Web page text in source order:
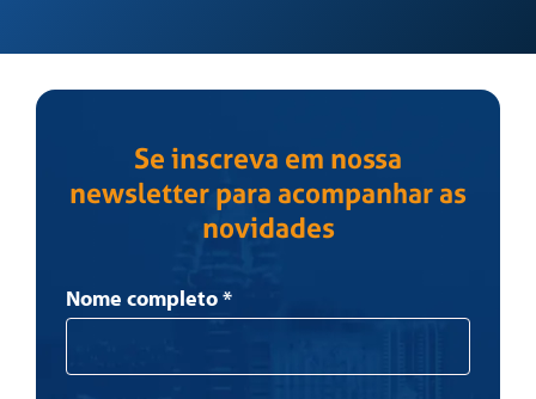
Se inscreva em nossa
newsletter para acompanhar as
novidades
Newsletter
Nome completo*